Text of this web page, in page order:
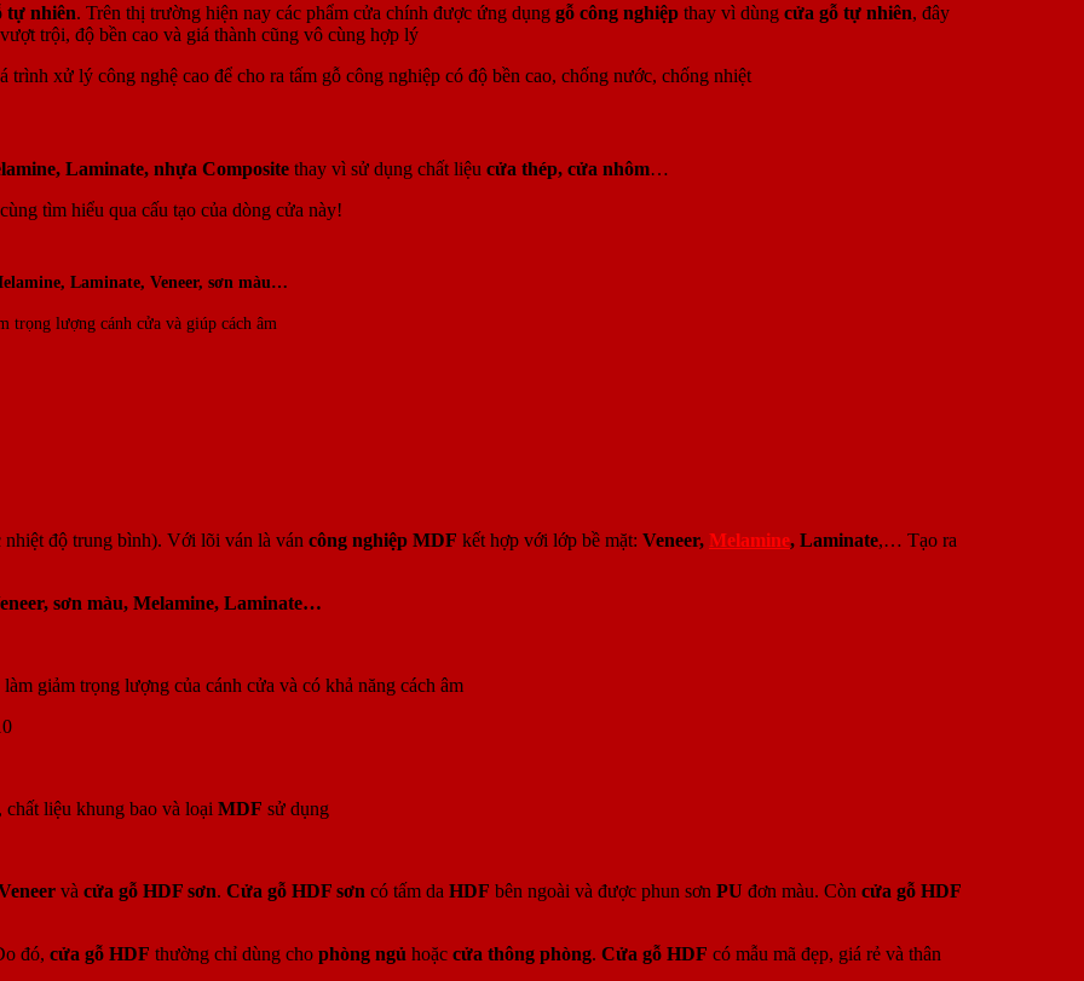
tự nhiên. Trên thị trường hiện nay các phẩm cửa chính được ứng dụng gỗ công nghiệp thay vì dùng cửa gỗ tự nhiên, đây
trội, độ bền cao và giá thành cũng vô cùng hợp lý
xử lý công nghệ cao để cho ra tấm gỗ công nghiệp có độ bền cao, chống nước, chống nhiệt
Laminate, nhựa Composite thay vì sử dụng chất liệu cửa thép, cửa nhôm…
tìm hiểu qua cấu tạo của dòng cửa này!
Laminate, Veneer, sơn màu…
lượng cánh cửa và giúp cách âm
độ trung bình). Với lõi ván là ván công nghiệp MDF kết hợp với lớp bề mặt: Veneer, Melamine, Laminate,… Tạo ra
sơn màu, Melamine, Laminate…
giảm trọng lượng của cánh cửa và có khả năng cách âm
liệu khung bao và loại MDF sử dụng
và cửa gỗ HDF sơn. Cửa gỗ HDF sơn có tấm da HDF bên ngoài và được phun sơn PU đơn màu. Còn cửa gỗ HDF
đó, cửa gỗ HDF thường chỉ dùng cho phòng ngủ hoặc cửa thông phòng. Cửa gỗ HDF có mẫu mã đẹp, giá rẻ và thân